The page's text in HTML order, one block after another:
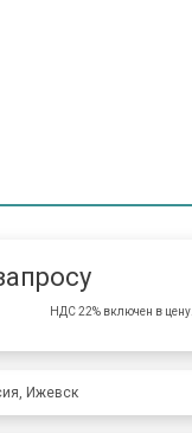
НДС 22% включен в цену.
Ижевск